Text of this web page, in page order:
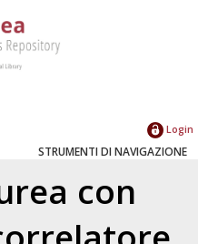
Login
STRUMENTI DI NAVIGAZIONE
con